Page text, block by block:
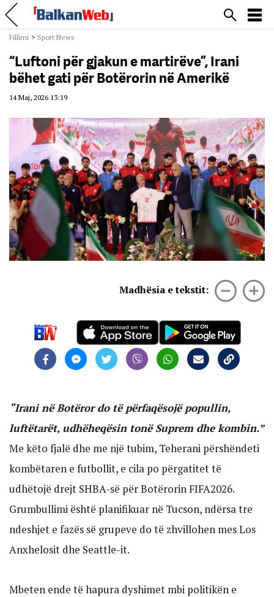
Fillimi > Sport News
“Luftoni për gjakun e martirëve”, Irani
bëhet gati për Botërorin në Amerikë
14 Maj, 2026 13:19
Madhësia e tekstit:
“Irani në Botëror do të përfaqësojë popullin,
luftëtarët, udhëheqësin tonë Suprem dhe kombin.”
Me këto fjalë dhe me një tubim, Teherani përshëndeti
kombëtaren e futbollit, e cila po përgatitet të
udhëtojë drejt SHBA-së për Botërorin FIFA2026.
Grumbullimi është planifikuar në Tucson, ndërsa tre
ndeshjet e fazës së grupeve do të zhvillohen mes Los
Anxhelosit dhe Seattle-it.
Mbeten ende të hapura dyshimet mbi politikën e